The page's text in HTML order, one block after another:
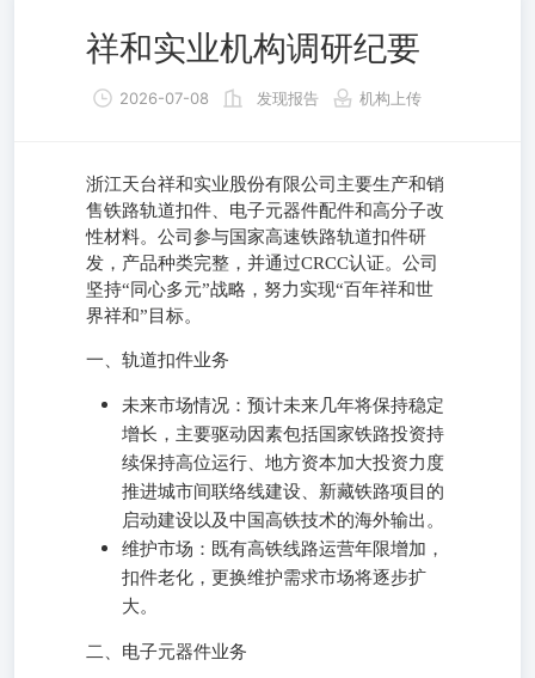
祥和实业机构调研纪要
2026-07-08 发现报告 机构上传
浙江天台祥和实业股份有限公司主要生产和销
售铁路轨道扣件、电子元器件配件和高分子改
性材料。公司参与国家高速铁路轨道扣件研
发，产品种类完整，并通过CRCC认证。公司
坚持“同心多元”战略，努力实现“百年祥和世
界祥和”目标。
一、轨道扣件业务
未来市场情况：预计未来几年将保持稳定
增长，主要驱动因素包括国家铁路投资持
续保持高位运行、地方资本加大投资力度
推进城市间联络线建设、新藏铁路项目的
启动建设以及中国高铁技术的海外输出。
维护市场：既有高铁线路运营年限增加，
扣件老化，更换维护需求市场将逐步扩
大。
二、电子元器件业务